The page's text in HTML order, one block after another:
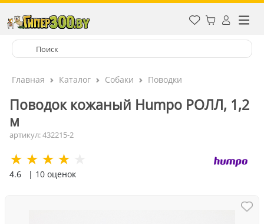
Главная Каталог Собаки Поводки
Поводок кожаный Humpo РОЛЛ, 1,2
м
артикул: 432215-2
4.6 | 10 оценок